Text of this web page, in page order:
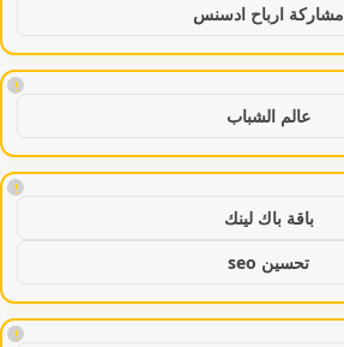
مشاركة ارباح ادسنس
!
عالم الشباب
!
باقة باك لينك
تحسين seo
!